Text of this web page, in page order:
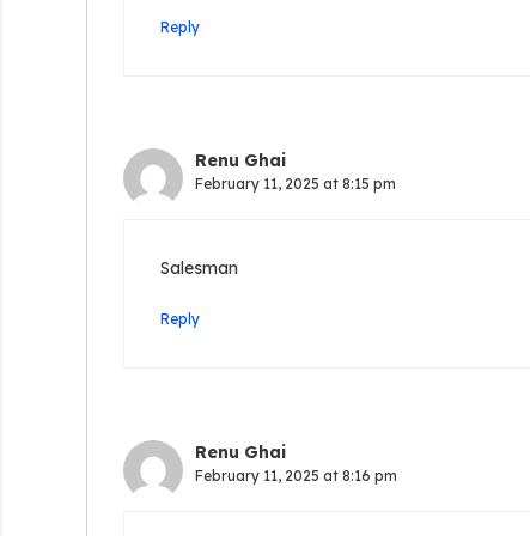
Reply
Renu Ghai
February 11, 2025 at 8:15 pm
Salesman
Reply
Renu Ghai
February 11, 2025 at 8:16 pm